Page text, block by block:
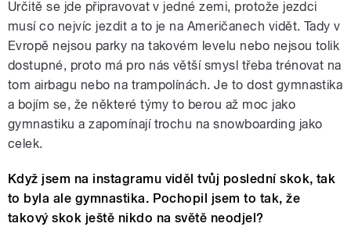
Určitě se jde připravovat v jedné zemi, protože jezdci
musí co nejvíc jezdit a to je na Američanech vidět. Tady v
Evropě nejsou parky na takovém levelu nebo nejsou tolik
dostupné, proto má pro nás větší smysl třeba trénovat na
tom airbagu nebo na trampolínách. Je to dost gymnastika
a bojím se, že některé týmy to berou až moc jako
gymnastiku a zapomínají trochu na snowboarding jako
celek.
Když jsem na instagramu viděl tvůj poslední skok, tak
to byla ale gymnastika. Pochopil jsem to tak, že
takový skok ještě nikdo na světě neodjel?